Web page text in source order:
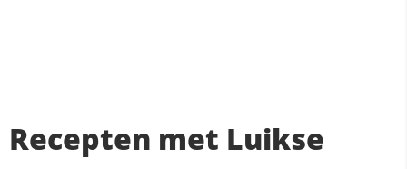
Recepten met Luikse